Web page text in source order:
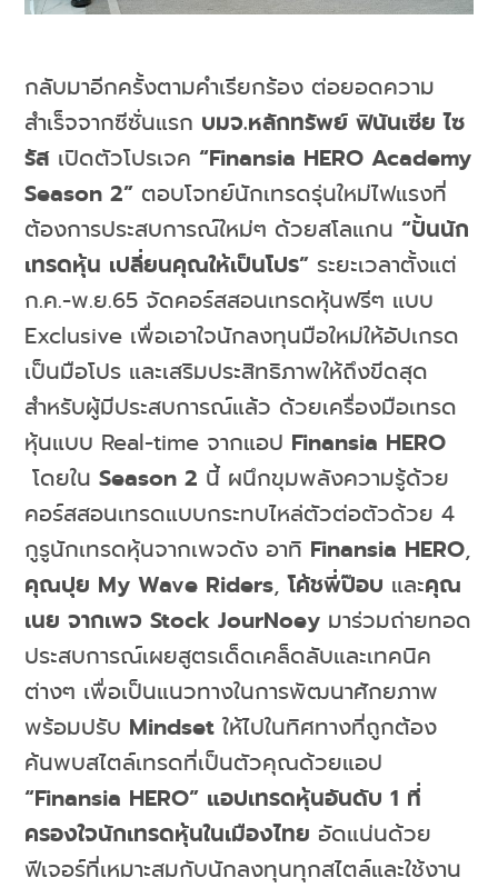
กลับมาอีกครั้งตามคำเรียกร้อง ต่อยอดความ
สำเร็จจากซีซั่นแรก บมจ.หลักทรัพย์ ฟินันเซีย ไซ
รัส เปิดตัวโปรเจค“Finansia HERO Academy
Season 2” ตอบโจทย์นักเทรดรุ่นใหม่ไฟแรงที่
ต้องการประสบการณ์ใหม่ๆ ด้วยสโลแกน“ปั้นนัก
เทรดหุ้น เปลี่ยนคุณให้เป็นโปร” ระยะเวลาตั้งแต่
ก.ค.-พ.ย.65 จัดคอร์สสอนเทรดหุ้นฟรีๆ แบบ
Exclusive เพื่อเอาใจนักลงทุนมือใหม่ให้อัปเกรด
เป็นมือโปร และเสริมประสิทธิภาพให้ถึงขีดสุด
สำหรับผู้มีประสบการณ์แล้ว ด้วยเครื่องมือเทรด
หุ้นแบบ Real-time จากแอป Finansia HERO
โดยในSeason 2 นี้ ผนึกขุมพลังความรู้ด้วย
คอร์สสอนเทรดแบบกระทบไหล่ตัวต่อตัวด้วย 4
กูรูนักเทรดหุ้นจากเพจดัง อาทิ Finansia HERO,
คุณปุย My Wave Riders,โค้ชพี่ป๊อบ และคุณ
เนย จากเพจStock JourNoey มาร่วมถ่ายทอด
ประสบการณ์เผยสูตรเด็ดเคล็ดลับและเทคนิค
ต่างๆ เพื่อเป็นแนวทางในการพัฒนาศักยภาพ
พร้อมปรับ Mindset ให้ไปในทิศทางที่ถูกต้อง
ค้นพบสไตล์เทรดที่เป็นตัวคุณด้วยแอป
“Finansia HERO” แอปเทรดหุ้นอันดับ 1 ที่
ครองใจนักเทรดหุ้นในเมืองไทย อัดแน่นด้วย
ฟีเจอร์ที่เหมาะสมกับนักลงทุนทุกสไตล์และใช้งาน